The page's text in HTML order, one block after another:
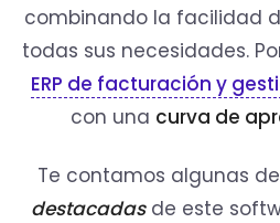
combinando la facilidad
todas sus necesidades.
ERP de facturación y
con una curva de
Te contamos algunas
destacadasde este